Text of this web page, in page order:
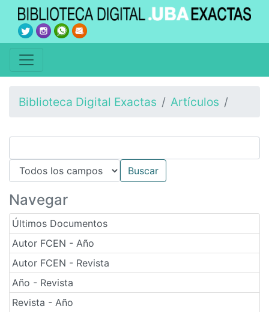
Biblioteca Digital Exactas Artículos
Navegar
Últimos Documentos
Autor FCEN - Año
Autor FCEN - Revista
Año - Revista
Revista - Año